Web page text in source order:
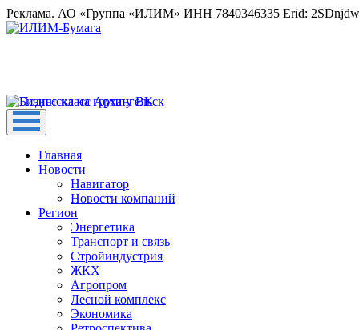
Реклама. АО «Группа «ИЛИМ» ИНН 7840346335 Erid:
Главная
Новости
Навигатор
Новости компаний
Регион
Энергетика
Транспорт и связь
Стройиндустрия
ЖКХ
Агропром
Лесной комплекс
Экономика